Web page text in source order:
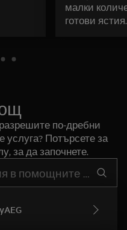
малки
готови ястия.
по-дребни
услуга? Потърсете за
за да започнете.